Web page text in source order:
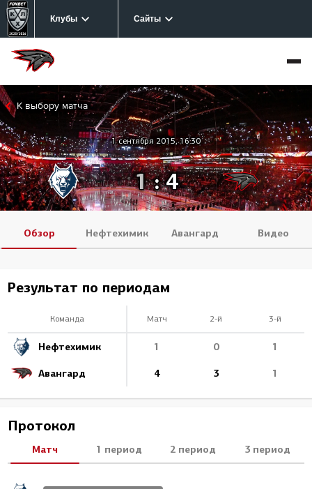
Клубы Сайты
К выбору матча
1 сентября 2015, 16:30
1:4
Обзор Нефтехимик Авангард Видео
Результат по периодам
Команда Матч 2-й 3-й
Нефтехимик 1 0 1
Авангард 4 3 1
Протокол
Матч 1 период 2 период 3 период